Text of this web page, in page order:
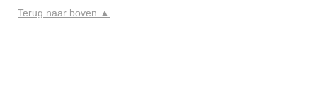
Terug naar boven ▲